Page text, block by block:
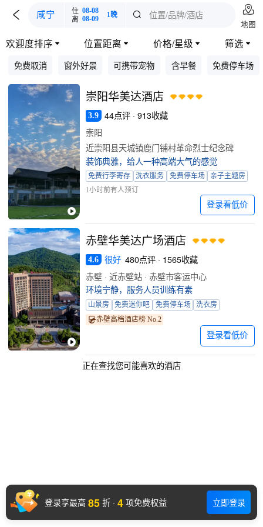
 咸宁 住 08-08
离 08-09 1晚  位置/品牌/酒店 
地图
欢迎度排序  位置距离  价格/星级  筛选 
免费取消 窗外好景 可携带宠物 含早餐 免费停车场
崇阳华美达酒店
3.9
44点评 · 913收藏
崇阳
近崇阳县天城镇鹿门铺村革命烈士纪念碑
装饰典雅，给人一种高端大气的感觉
免费行李寄存 洗衣服务 免费停车场
亲子主题房
1小时前有人预订
登录看低价
赤壁华美达广场酒店
4.6 很好 480点评 · 1565收藏
赤壁 · 近赤壁站 · 赤壁市客运中心
环境宁静，服务人员训练有素
山景房 免费迷你吧 免费停车场
洗衣房
赤壁高档酒店榜 No.2
登录看低价
正在查找您可能喜欢的酒店
登录享最高 85 折 · 4 项免费权益 立即登录